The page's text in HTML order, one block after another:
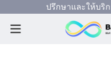
ปรึกษาและให้บริ